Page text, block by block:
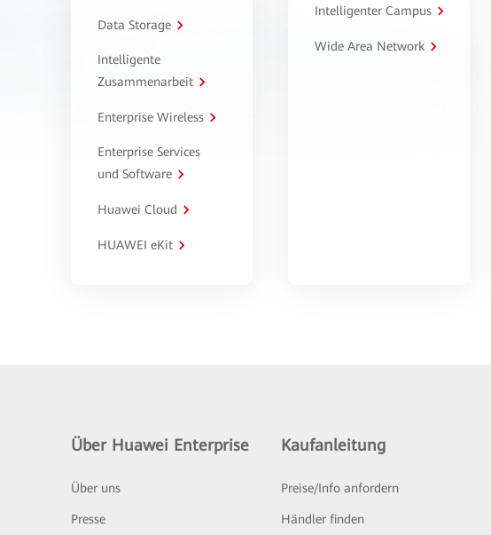
Data Storage
Intelligente
Zusammenarbeit
Enterprise Wireless
Enterprise Services
und Software
Huawei Cloud
HUAWEI eKit
Intelligenter Campus
Wide Area Network
Über Huawei Enterprise
Über uns
Presse
Kaufanleitung
Preise/Info anfordern
Händler finden